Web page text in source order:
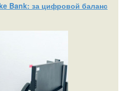
Bank: за цифровой баланс